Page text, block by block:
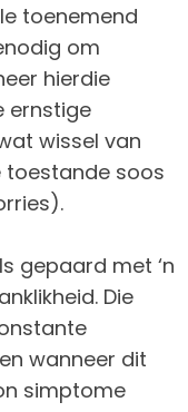
toenemend
om
hierdie
ernstige
wissel van
toestande soos
gepaard met ‘n
Die
wanneer dit
simptome